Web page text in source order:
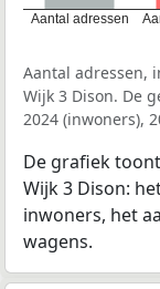
Aantal adressen
Aantal adressen,
Wijk 3 Dison. De
2024 (inwoners),
De grafiek
Wijk 3 Dison:
inwoners, het
wagens.